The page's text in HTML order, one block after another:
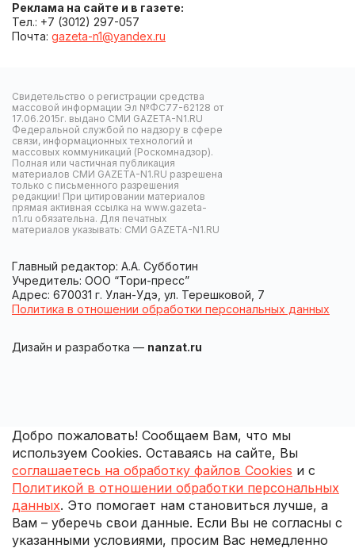
Реклама на сайте и в газете:
Тел.: +7 (3012) 297-057
Почта: gazeta-n1@yandex.ru
Свидетельство о регистрации средства
массовой информации Эл №ФС77-62128 от
17.06.2015г. выдано СМИ GAZETA-N1.RU
Федеральной службой по надзору в сфере
связи, информационных технологий и
массовых коммуникаций (Роскомнадзор).
Полная или частичная публикация
материалов СМИ GAZETA-N1.RU разрешена
только с письменного разрешения
редакции! При цитировании материалов
прямая активная ссылка на www.gazeta-
n1.ru обязательна. Для печатных
материалов указывать: СМИ GAZETA-N1.RU
Главный редактор: А.А. Субботин
Учредитель: ООО “Тори-пресс”
Адрес: 670031 г. Улан-Удэ, ул. Терешковой, 7
Политика в отношении обработки персональных данных
Дизайн и разработка — nanzat.ru
Добро пожаловать! Сообщаем Вам, что мы
используем Cookies. Оставаясь на сайте, Вы
соглашаетесь на обработку файлов Cookies и с
Политикой в отношении обработки персональных
данных. Это помогает нам становиться лучше, а
Вам – уберечь свои данные. Если Вы не согласны с
указанными условиями, просим Вас немедленно